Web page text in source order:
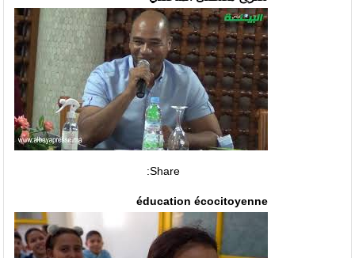
Share:
éducation écocitoyenne